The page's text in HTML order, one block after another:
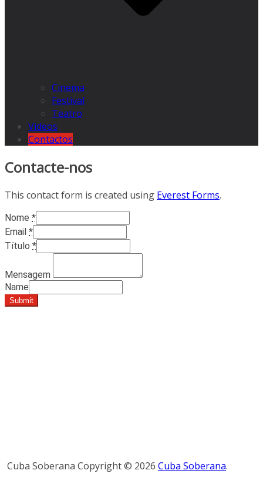
Cinema
Festival
Teatro
Videos
Contactos
Contacte-nos
This contact form is created using Everest Forms.
Nome *
Email *
Título *
Mensagem
Name
Submit
Cuba Soberana Copyright © 2026 Cuba Soberana.